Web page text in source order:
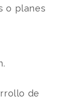
o planes
de